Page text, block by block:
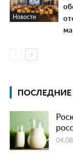
Новости